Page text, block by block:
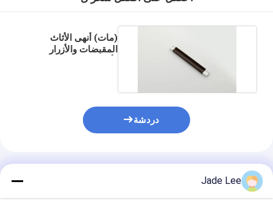
قفل الخزانة الذكية
صنبور المياه الذكي
لوحات دش الحمام
(مات) أنهى الأثاث
المقبضات والأزرار
دردشة
المنتجات الموصى بها
Jade Lee